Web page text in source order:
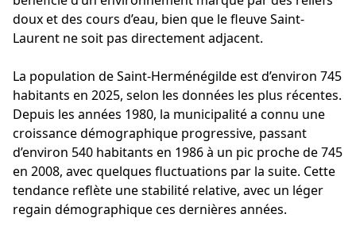
doux et des cours d’eau, bien que le fleuve Saint-
Laurent ne soit pas directement adjacent.
La population de Saint-Herménégilde est d’environ 745
habitants en 2025, selon les données les plus récentes.
Depuis les années 1980, la municipalité a connu une
croissance démographique progressive, passant
d’environ 540 habitants en 1986 à un pic proche de 745
en 2008, avec quelques fluctuations par la suite. Cette
tendance reflète une stabilité relative, avec un léger
regain démographique ces dernières années.